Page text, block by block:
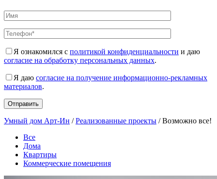
Я ознакомился с политикой конфиденциальности и даю
согласие на обработку персональных данных.
Я даю согласие на получение информационно-рекламных
материалов.
Умный дом Арт-Ин /Реализованные проекты /Возможно все!
Все
Дома
Квартиры
Коммерческие помещения